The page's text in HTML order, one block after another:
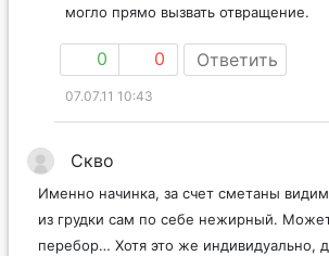
могло прямо вызвать отвращение.
0 0 Ответить
07.07.11 10:43
Скво
Именно начинка, за счет сметаны
из грудки сам по себе нежирный.
перебор… Хотя это же индивидуально,